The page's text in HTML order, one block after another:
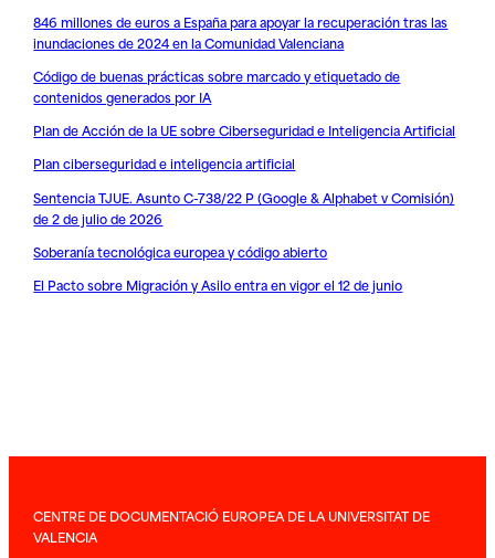
846 millones de euros a España para apoyar la recuperación tras las
inundaciones de 2024 en la Comunidad Valenciana
Código de buenas prácticas sobre marcado y etiquetado de
contenidos generados por IA
Plan de Acción de la UE sobre Ciberseguridad e Inteligencia Artificial
Plan ciberseguridad e inteligencia artificial
Sentencia TJUE. Asunto C-738/22 P (Google & Alphabet v Comisión)
de 2 de julio de 2026
Soberanía tecnológica europea y código abierto
El Pacto sobre Migración y Asilo entra en vigor el 12 de junio
CENTRE DE DOCUMENTACIÓ EUROPEA DE LA UNIVERSITAT DE
VALENCIA